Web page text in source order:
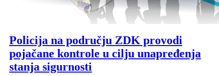
Policija na području ZDK provodi
pojačane kontrole u cilju unapređenja
stanja sigurnosti